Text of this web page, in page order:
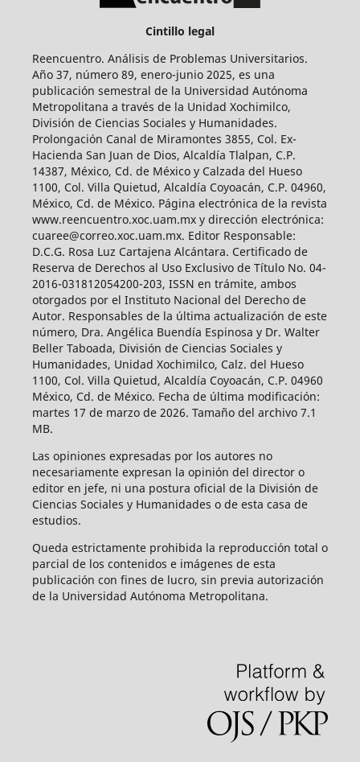
Cintillo legal
Reencuentro. Análisis de Problemas Universitarios.
Año 37, número 89, enero-junio 2025, es una
publicación semestral de la Universidad Autónoma
Metropolitana a través de la Unidad Xochimilco,
División de Ciencias Sociales y Humanidades.
Prolongación Canal de Miramontes 3855, Col. Ex-
Hacienda San Juan de Dios, Alcaldía Tlalpan, C.P.
14387, México, Cd. de México y Calzada del Hueso
1100, Col. Villa Quietud, Alcaldía Coyoacán, C.P. 04960,
México, Cd. de México. Página electrónica de la revista
www.reencuentro.xoc.uam.mx y dirección electrónica:
cuaree@correo.xoc.uam.mx. Editor Responsable:
D.C.G. Rosa Luz Cartajena Alcántara. Certificado de
Reserva de Derechos al Uso Exclusivo de Título No. 04-
2016-031812054200-203, ISSN en trámite, ambos
otorgados por el Instituto Nacional del Derecho de
Autor. Responsables de la última actualización de este
número, Dra. Angélica Buendía Espinosa y Dr. Walter
Beller Taboada, División de Ciencias Sociales y
Humanidades, Unidad Xochimilco, Calz. del Hueso
1100, Col. Villa Quietud, Alcaldía Coyoacán, C.P. 04960
México, Cd. de México. Fecha de última modificación:
martes 17 de marzo de 2026. Tamaño del archivo 7.1
MB.
Las opiniones expresadas por los autores no
necesariamente expresan la opinión del director o
editor en jefe, ni una postura oficial de la División de
Ciencias Sociales y Humanidades o de esta casa de
estudios.
Queda estrictamente prohibida la reproducción total o
parcial de los contenidos e imágenes de esta
publicación con fines de lucro, sin previa autorización
de la Universidad Autónoma Metropolitana.